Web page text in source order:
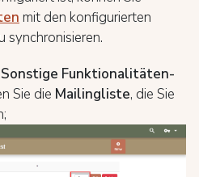
mit den konfigurierten
synchronisieren.
Sonstige Funktionalitäten-
Sie die Mailingliste, die Sie